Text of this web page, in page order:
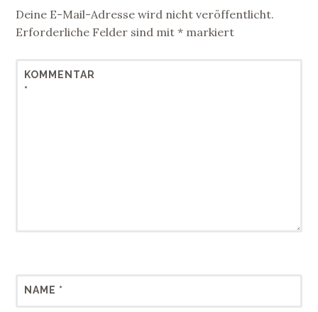
Deine E-Mail-Adresse wird nicht veröffentlicht.
Erforderliche Felder sind mit* markiert
KOMMENTAR
*
NAME *